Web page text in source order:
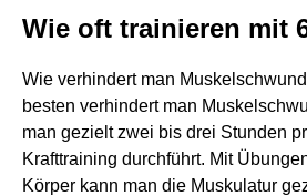
Wie oft trainieren mit
Wie verhindert man
besten verhindert man
man gezielt zwei bis drei Stunden
Krafttraining durchführt. Mit
Körper kann man die Muskulatur